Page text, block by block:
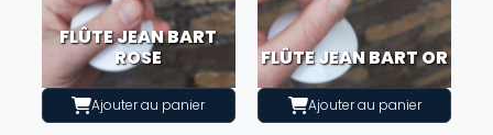
FLÛTE JEAN BART
ROSE
Ajouter au panier
FLÛTE JEAN BART OR
Ajouter au panier